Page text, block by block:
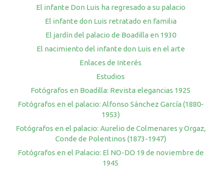
El infante Don Luis ha regresado a su palacio
El infante don Luis retratado en familia
El jardín del palacio de Boadilla en 1930
El nacimiento del infante don Luis en el arte
Enlaces de Interés
Estudios
Fotógrafos en Boadilla: Revista elegancias 1925
Fotógrafos en el palacio: Alfonso Sánchez García (1880-
1953)
Fotógrafos en el palacio: Aurelio de Colmenares y Orgaz,
Conde de Polentinos (1873-1947)
Fotógrafos en el Palacio: El NO-DO 19 de noviembre de
1945